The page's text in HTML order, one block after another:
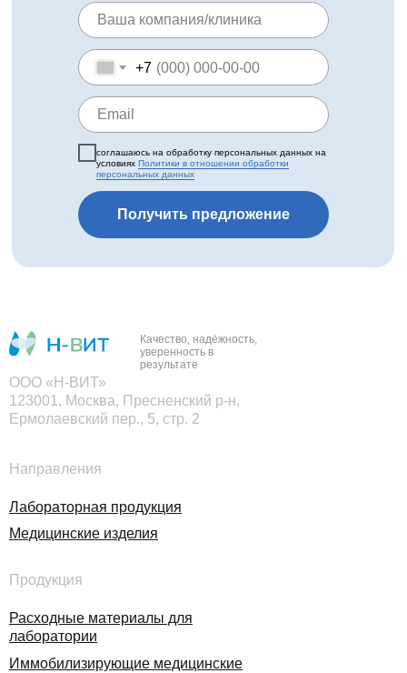
+7
соглашаюсь на обработку персональных данных на
условиях Политики в отношении обработки
персональных данных
Получить предложение
Качество, надёжность,
уверенность в
результате
Направления
Медицинские изделия
Расходные материалы для
лаборатории
Продукция
Иммобилизирующие медицинские
Лабораторная продукция
ООО «Н-ВИТ»
123001, Москва, Пресненский р-н,
Ермолаевский пер., 5, стр. 2